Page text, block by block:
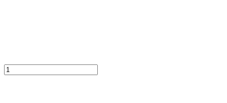
množstvo
Asymetrická